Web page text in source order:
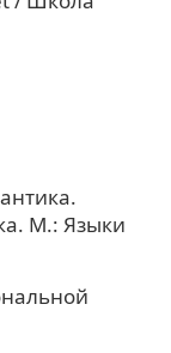
М.: Языки